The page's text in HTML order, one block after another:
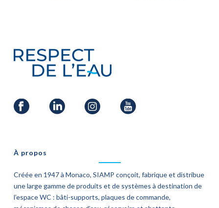
À propos
Créée en 1947 à Monaco, SIAMP conçoit, fabrique et distribue
une large gamme de produits et de systèmes à destination de
l’espace WC : bâti-supports, plaques de commande,